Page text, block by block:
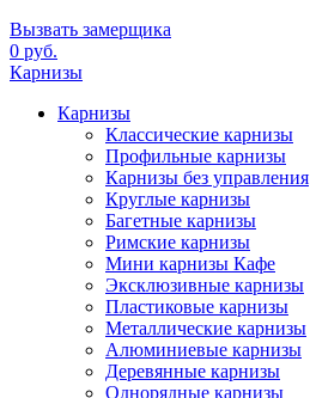
Вызвать замерщика
0 руб.
Карнизы
Карнизы
Классические карнизы
Профильные карнизы
Карнизы без управления
Круглые карнизы
Багетные карнизы
Римские карнизы
Мини карнизы Кафе
Эксклюзивные карнизы
Пластиковые карнизы
Металлические карнизы
Алюминиевые карнизы
Деревянные карнизы
Однорядные карнизы